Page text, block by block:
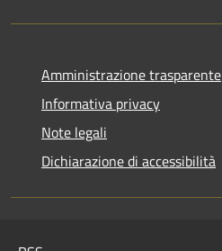
Amministrazione trasparente
Informativa privacy
Note legali
Dichiarazione di accessibilità